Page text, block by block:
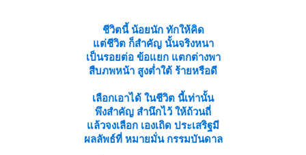
ชีวิตนี้ น้อยนัก ทักให้คิด
ต่ชีวิต ก็สำคัญ นั้นจริงหนา
เป็นรอยต่อ ข้อแยก แตกต่างพา
สืบภพหน้า สูงต่ำใต้ ร้ายหรือดี
เลือกเอาได้ ในชีวิต นี้เท่านั้น
พึงสำคัญ สำนึกไว้ ให้ถ้วนถี่
ล้วจงเลือก เองเถิด ประเสริฐมี
ผลลัพธ์ที่ หมายมั่น กรรมบันดาล